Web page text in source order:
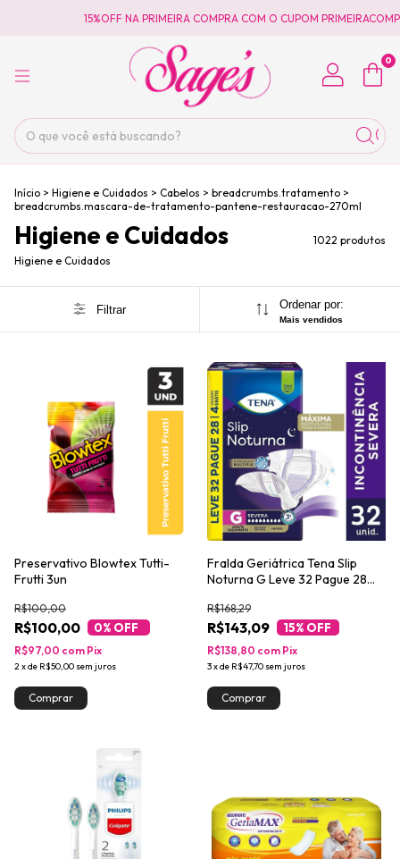
15%OFF NA PRIMEIRA COMPRA COM O CUPOM PRIMEIRACOMPRA
0
Início > Higiene e Cuidados > Cabelos > breadcrumbs.tratamento >
breadcrumbs.mascara-de-tratamento-pantene-restauracao-270ml
Higiene e Cuidados
1022 produtos
Higiene e Cuidados
Filtrar Ordenar por:
Mais vendidos
Preservativo Blowtex Tutti-
Frutti 3un
R$100,00
R$100,00
0% OFF
2xde R$50,00 sem juros
R$97,00 com Pix
Fralda Geriátrica Tena Slip
Noturna G Leve 32 Pague 28
R$143,09
R$168,29
15% OFF
3xde R$47,70 sem juros
R$138,80 com Pix